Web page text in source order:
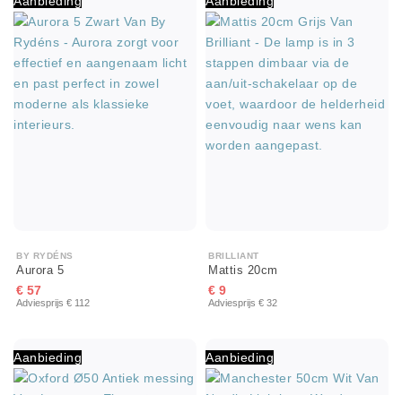
BY RYDÉNS
Aurora 5
€ 57
Adviesprijs € 112
BRILLIANT
Mattis 20cm
€ 9
Adviesprijs € 32
Aanbieding Aanbieding